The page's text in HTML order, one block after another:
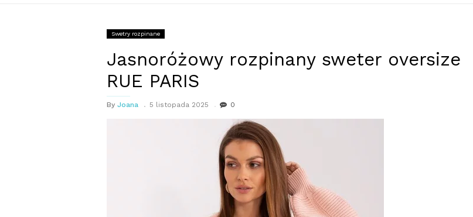
Swetry rozpinane
Jasnoróżowy rozpinany sweter oversize
RUE PARIS
By Joana 5 listopada 2025 0